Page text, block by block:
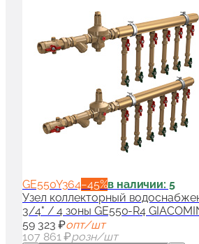
GE550Y364−45%в наличии: 5
Узел коллекторный
3/4" / 4 зоны GE550-R4
59 323 ₽опт/шт
107 861 ₽розн/шт